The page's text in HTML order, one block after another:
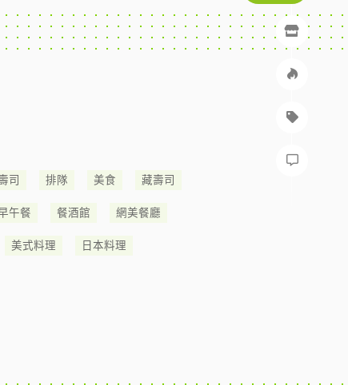
司 排隊 美食 藏壽司
午餐 餐酒館 網美餐廳
美式料理 日本料理